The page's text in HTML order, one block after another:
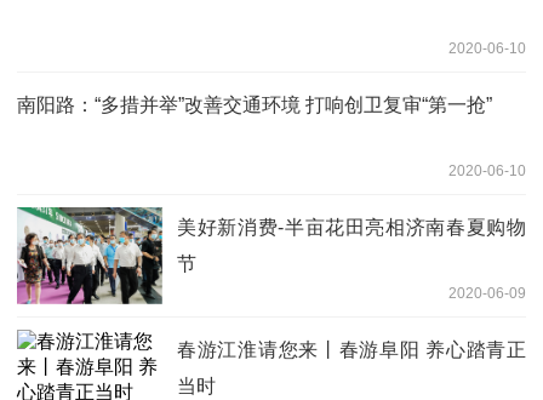
2020-06-10
南阳路：“多措并举”改善交通环境 打响创卫复审“第一抢”
2020-06-10
美好新消费-半亩花田亮相济南春夏购物
节
2020-06-09
春游江淮请您来丨春游阜阳 养心踏青正
当时